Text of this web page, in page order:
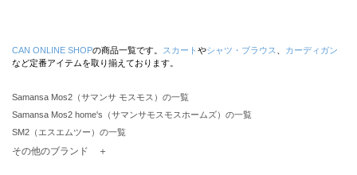
CAN ONLINE SHOPの商品一覧です。 スカート やシャツ・ブラウス
カーディガン
など定番アイテムを取り揃えております。
Samansa Mos2（サマンサ モスモス）の一覧
Samansa Mos2 home's（サマンサモスモスホームズ）の一覧
SM2（エスエムツー）の一覧
TSUHARU by Samansa Mos2（ツハルバイサマンサモスモス）の一覧
その他のブランド ＋